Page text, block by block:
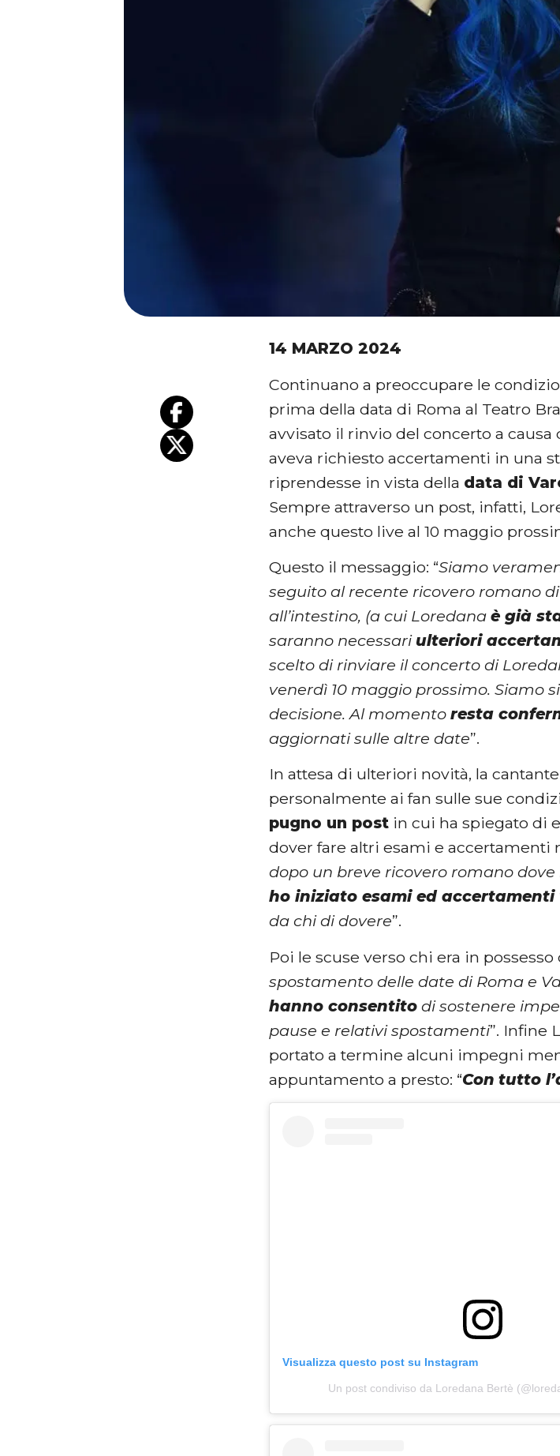
14 MARZO 2024
Continuano a preoccupare le
prima della data di Roma al Teatro
avvisato il rinvio del concerto a causa
aveva richiesto accertamenti in una
riprendesse in vista della data di
Sempre attraverso un post, infatti,
anche questo live al 10 maggio
Questo il messaggio: “Siamo
seguito al recente ricovero romano
all’intestino, (a cui Loredanaè già
saranno necessari ulteriori
scelto di rinviare il concerto di
venerdì 10 maggio prossimo. Siamo
decisione. Al momentoresta
aggiornati sulle altre date”.
In attesa di ulteriori novità, la
personalmente ai fan sulle sue
pugno un post in cui ha spiegato di
dover fare altri esami e accertamenti
dopo un breve ricovero romano dove
ho iniziato esami ed accertamenti
da chi di dovere”.
Poi le scuse verso chi era in
spostamento delle date di Roma e
hanno consentito di sostenere
pause e relativi spostamenti”. Infine
portato a termine alcuni impegni
appuntamento a presto: “Con tutto
Visualizza questo post su Instagram
Un post condiviso da Loredana Bertè